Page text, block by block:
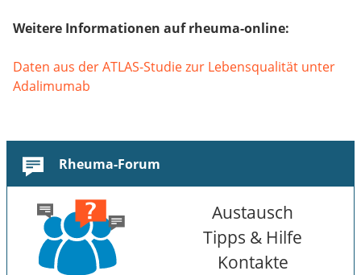
Weitere Informationen auf rheuma-online:
Daten aus der ATLAS-Studie zur Lebensqualität unter
Adalimumab
Rheuma-Forum
Austausch
Tipps & Hilfe
Kontakte